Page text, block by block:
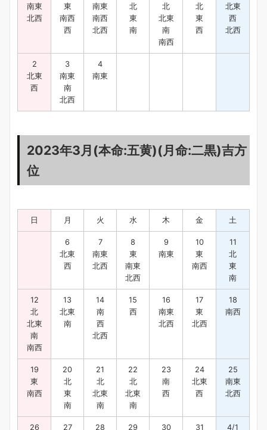
南東
北西
東
南西
西
南東
南西
北西
北
東
南
北
北東
南
南西
北
東
西
北東
西
北西
2
北東
西
3
南東
南
北西
4
南東
2023年3月(本命:五黄)(月命:二黒)吉方
位
日 月 火 水 木 金 土
6
北東
西
7
南東
北西
8
東
南東
北西
9
南東
10
東
南西
11
北
東
南
12
北
北東
南
南西
13
北東
南
14
南
西
北西
15
西
16
南東
北西
17
東
北西
18
南西
19
東
南西
20
北
東
南
21
北
北東
南
22
北
北東
南
23
南
西
24
北東
西
25
南東
北西
26
27
28
29
30
31
4/1